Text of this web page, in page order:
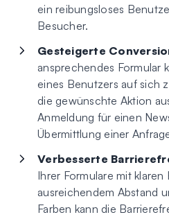
ein reibungsloses
Besucher.
Gesteigerte
ansprechendes Formular
eines Benutzers auf sich
die gewünschte Aktion
Anmeldung für einen
Übermittlung einer
Verbesserte
Ihrer Formulare mit
ausreichendem Abstand
Farben kann die